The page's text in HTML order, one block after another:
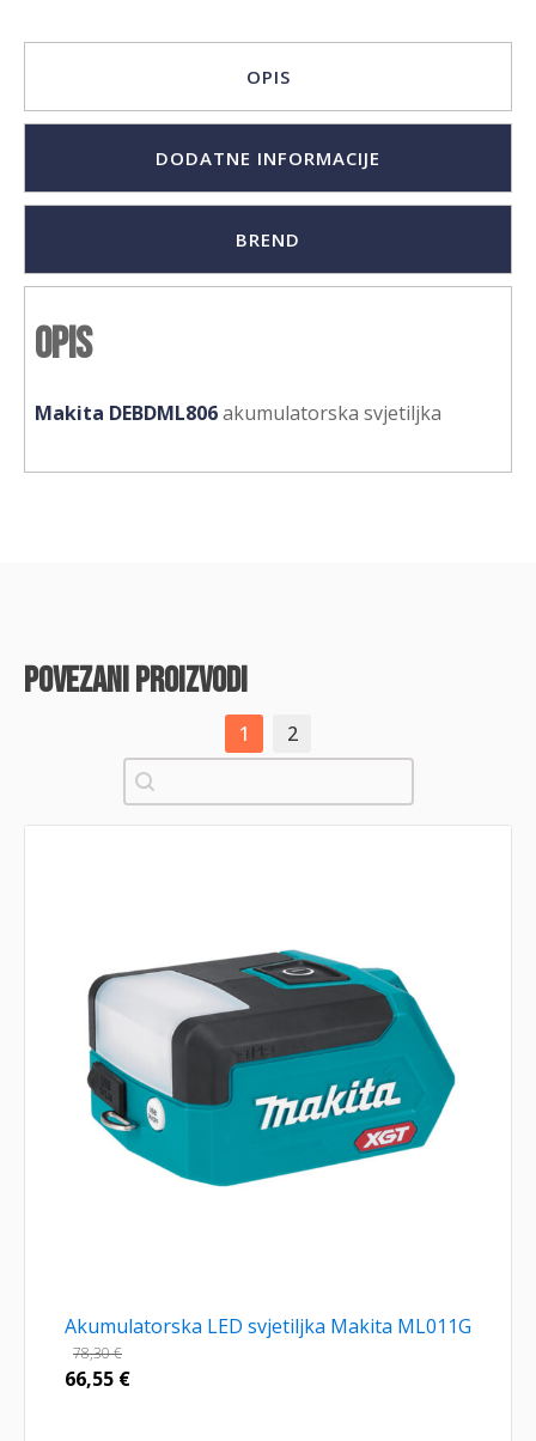
OPIS
DODATNE INFORMACIJE
BREND
Opis
Makita DEBDML806akumulatorska svjetiljka
povezani proizvodi
1
2
Pretraži
Akumulatorska LED svjetiljka Makita ML011G
78,30€
66,55 €